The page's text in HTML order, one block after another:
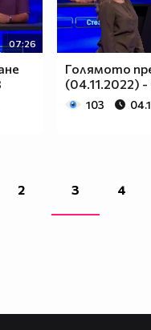
07:26
Голямото
(04.11.2022) -
103
2 3 4